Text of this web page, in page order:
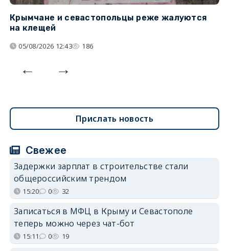
Крымчане и севастопольцы реже жалуются
на клещей
05/08/2026 12:43 186
Прислать новость
Свежее
Задержки зарплат в строительстве стали
общероссийским трендом
15:20 0 32
Записаться в МФЦ в Крыму и Севастополе
теперь можно через чат-бот
15:11 0 19